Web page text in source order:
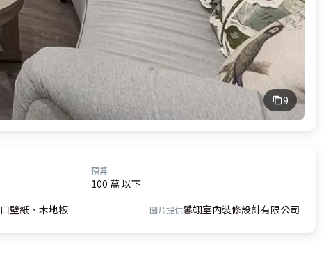
9
預算
100 萬 以下
壁紙、木地板 圖片提供馨翊室內裝修設計有限公司